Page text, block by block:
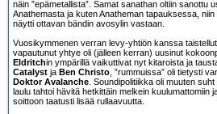
näin ”epämetallista”. Samat sanathan oltiin sanottu
Anathemasta ja kuten Anatheman tapauksessa,
näytti ottavan bändin avosylin vastaan.
Vuosikymmenen verran levy-yhtiön kanssa
vapautunut yhtye oli (jälleen kerran) uusinut
Eldritchin ympärillä vaikuttivat nyt kitaroista ja
Catalyst ja Ben Christo, ”rummuissa” oli tietysti
Doktor Avalanche. Soundipolitiikka oli muuten
laulu tahtoi hävitä hetkittäin melkein kuulumattomiin
soittoon taatusti lisää rullaavuutta.